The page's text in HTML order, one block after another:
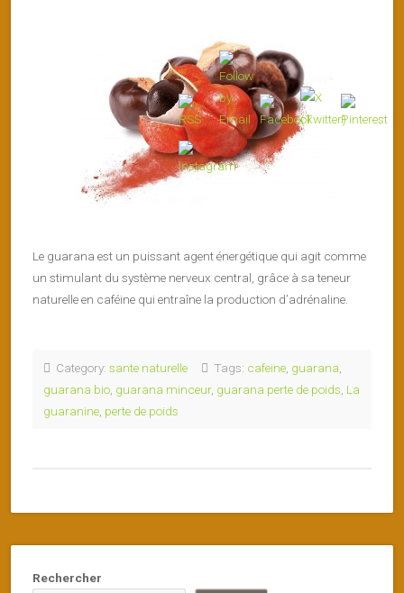
Le guarana est un puissant agent énergétique qui agit comme
un stimulant du système nerveux central, grâce à sa teneur
naturelle en caféine qui entraîne la production d’adrénaline.
Category: sante naturelle Tags: cafeine guarana
guarana bio guarana minceur, guarana perte de poids La
guaranine perte de poids
Rechercher